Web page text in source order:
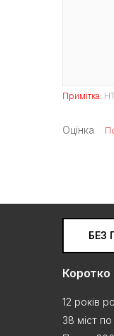
Примітка:
Оцінка
БЕЗ
Коротко
12 років
38 міст по